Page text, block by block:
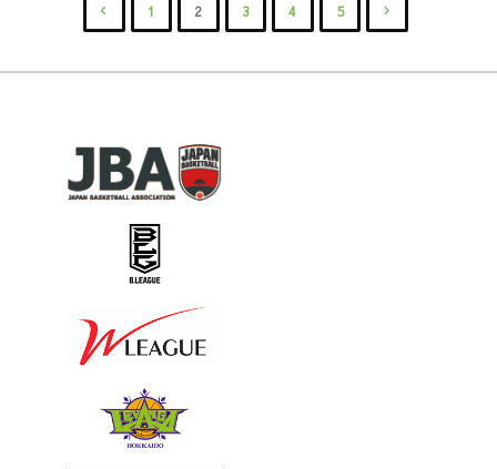
新
新
い
て"
様
式
（2023
月
日
会・
用
HBA
投
の
ペ
送
り
1 2 3 4 5